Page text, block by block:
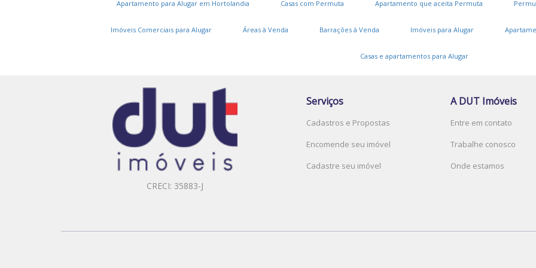
Apartamento para Alugar em Hortolandia Casas com Permuta Apartamento que aceita Permuta
Imóveis Comerciais para Alugar Áreas à Venda Barrações à Venda Imóveis para Alugar
Casas e apartamentos para Alugar
CRECI: 35883-J
Serviços
Cadastros e Propostas
Encomende seu imóvel
Cadastre seu imóvel
A DUT Imóveis
Entre em contato
Trabalhe conosco
Onde estamos